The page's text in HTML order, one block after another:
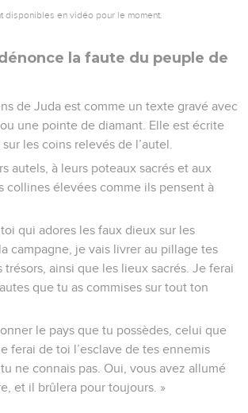
disponibles en vidéo pour le moment.
la faute du peuple de
de Juda est comme un texte gravé avec
une pointe de diamant. Elle est écrite
les coins relevés de l’autel.
autels, à leurs poteaux sacrés et aux
collines élevées comme ils pensent à
qui adores les faux dieux sur les
campagne, je vais livrer au pillage tes
trésors, ainsi que les lieux sacrés. Je ferai
que tu as commises sur tout ton
le pays que tu possèdes, celui que
ferai de toi l’esclave de tes ennemis
ne connais pas. Oui, vous avez allumé
et il brûlera pour toujours. »